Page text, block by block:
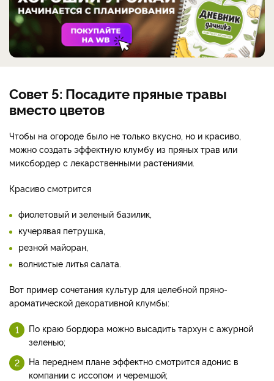
Совет 5: Посадите пряные травы
вместо цветов
Чтобы на огороде было не только вкусно, но и красиво,
можно создать эффектную клумбу из пряных трав или
миксбордер с лекарственными растениями.
Красиво смотрится
фиолетовый и зеленый базилик,
кучерявая петрушка,
резной майоран,
волнистые литья салата.
Вот пример сочетания культур для целебной пряно-
ароматической декоративной клумбы:
По краю бордюра можно высадить тархун с ажурной
зеленью;
На переднем плане эффектно смотрится адонис в
компании с иссопом и черемшой;